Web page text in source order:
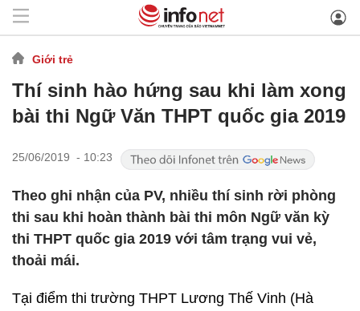
Giới trẻ
Thí sinh hào hứng sau khi làm xong
bài thi Ngữ Văn THPT quốc gia 2019
25/06/2019 - 10:23
Theo ghi nhận của PV, nhiều thí sinh rời phòng
thi sau khi hoàn thành bài thi môn Ngữ văn kỳ
thi THPT quốc gia 2019 với tâm trạng vui vẻ,
thoải mái.
Tại điểm thi trường THPT Lương Thế Vinh (Hà